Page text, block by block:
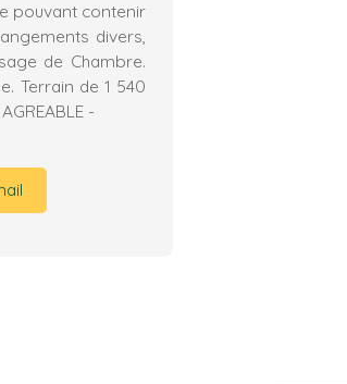
pouvant contenir
divers,
de Chambre.
Terrain de 1 540
-